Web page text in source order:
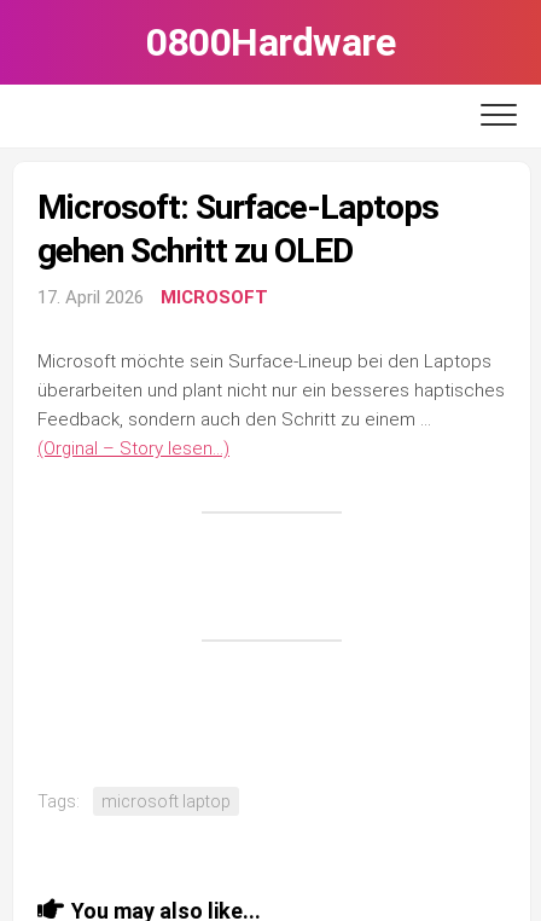
0800Hardware
Microsoft: Surface-Laptops
gehen Schritt zu OLED
17. April 2026 MICROSOFT
Microsoft möchte sein Surface-Lineup bei den Laptops
überarbeiten und plant nicht nur ein besseres haptisches
Feedback, sondern auch den Schritt zu einem …
(Orginal – Story lesen…)
Tags: microsoft laptop
You may also like...